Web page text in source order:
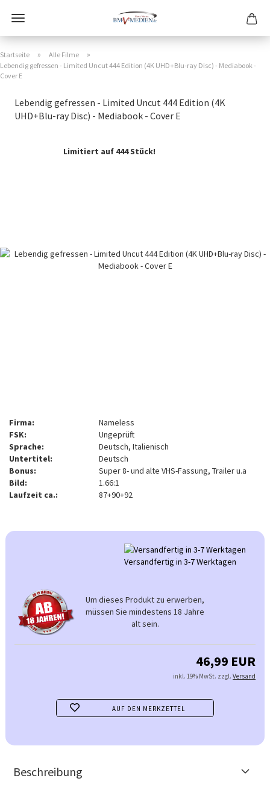
Startseite » Alle Filme »
Lebendig gefressen - Limited Uncut 444 Edition (4K UHD+Blu-ray Disc) - Mediabook -
Cover E
Lebendig gefressen - Limited Uncut 444 Edition (4K
UHD+Blu-ray Disc) - Mediabook - Cover E
Limitiert auf 444 Stück!
Firma:
Nameless
FSK:
Ungeprüft
Sprache:
Deutsch, Italienisch
Untertitel:
Deutsch
Bonus:
Super 8- und alte VHS-Fassung, Trailer u.a
Bild:
1.66:1
Laufzeit ca.:
87+90+92
Versandfertig in 3-7 Werktagen
Um dieses Produkt zu erwerben,
müssen Sie mindestens 18 Jahre
alt sein.
46,99 EUR
inkl. 19% MwSt. zzgl.Versand
AUF DEN MERKZETTEL
Beschreibung